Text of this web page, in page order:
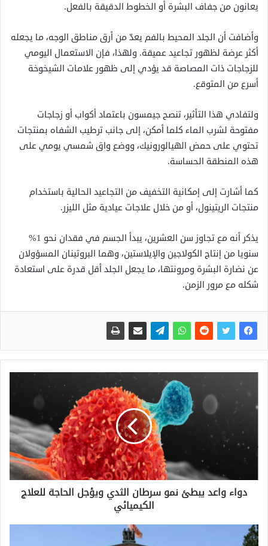
يعانون من جفاف البشرة أو الخطوط الدقيقة بالفعل.
وأضافت أن الجلد المحيط بالفم يعدّ من أرق مناطق الوجه، ما يجعله
أكثر عرضة لظهور تجاعيد عميقة. ولهذا، فإن الاستعمال اليومي
للزجاجات ذات المصاصة قد يؤدي إلى ظهور علامات الشيخوخة
أسرع من المتوقع.
ولتفادي هذا التأثير، تنصح جيمسون باعتماد أكواب أو زجاجات
مفتوحة لشرب الماء كلما أمكن، إلى جانب ترطيب الشفاه بمنتجات
تحتوي على حمض الهيالورونيك، ووضع واق شمسي يومي على
هذه المنطقة الحساسة.
كما أشارت إلى إمكانية التخفيف من التجاعيد الحالية باستخدام
منتجات الريتينول، أو من خلال علاجات عيادية مثل الليزر.
يذكر أنه مع تجاوز سن العشرين، يبدأ الجسم في فقدان نحو 1%
سنويا من إنتاج الكولاجين والإيلاستين، وهما البروتينان المسؤولان
عن نضارة البشرة ومرونتها، ما يجعل الجلد أقل قدرة على استعادة
شكله مع مرور الزمن.
دواء واعد يبطئ نمو سرطان الثدي ويؤجل الحاجة للعلاج
الكيميائي